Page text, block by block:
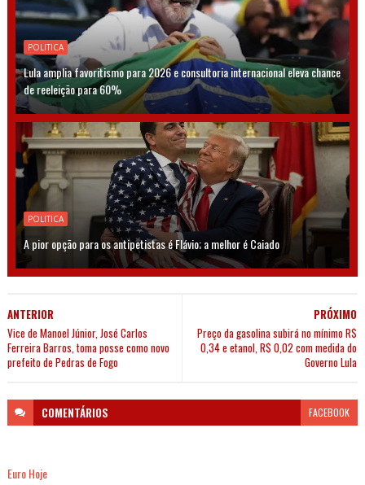
POLITICA
Lula amplia favoritismo para 2026 e consultoria internacional eleva chance
de reeleição para 60%
POLITICA
A pior opção para os antipetistas é Flávio; a melhor é Caiado
PRÓXIMO
Preço da gasolina subirá no mínimo R$
0,34 e etanol, R$ 0,02 com medida do
Governo Lula
ANTERIOR
Vice de Manoel Júnior, José Carlos
Ferreira Barros, toma posse como novo
prefeito de Pedras de Fogo
COMENTÁRIOS FACEBOOK
Euro Hoje